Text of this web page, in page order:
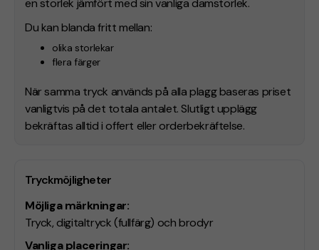
en storlek jämfört med sin vanliga damstorlek.
Du kan blanda fritt mellan:
olika storlekar
flera färger
När samma tryck används på alla plagg baseras priset
vanligtvis på det totala antalet. Slutligt upplägg
bekräftas alltid i offert eller orderbekräftelse.
Tryckmöjligheter
Möjliga märkningar:
Tryck, digitaltryck (fullfärg) och brodyr
Vanliga placeringar: